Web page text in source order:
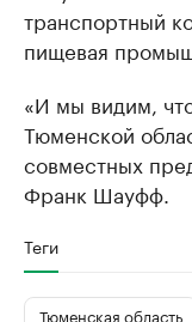
транспортный
пищевая
«И мы видим,
Тюменской
совместных
Франк Шауфф.
Теги
Тюменская область